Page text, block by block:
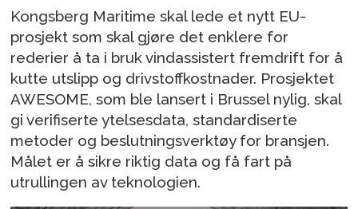
Kongsberg Maritime skal lede et nytt EU-
prosjekt som skal gjøre det enklere for
rederier å ta i bruk vindassistert fremdrift for å
kutte utslipp og drivstoffkostnader. Prosjektet
AWESOME, som ble lansert i Brussel nylig, skal
gi verifiserte ytelsesdata, standardiserte
metoder og beslutningsverktøy for bransjen.
Målet er å sikre riktig data og få fart på
utrullingen av teknologien.